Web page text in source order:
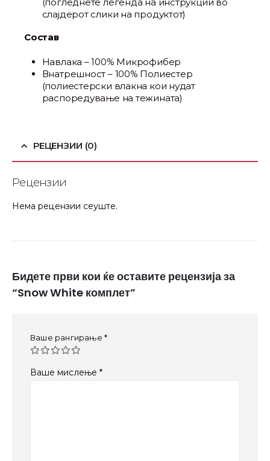
слајдерот слики на продуктот)
Состав
Навлака – 100% Микрофибер
Внатрешност – 100% Полиестер
(полиестерски влакна кои нудат
распоредување на тежината)
РЕЦЕНЗИИ (0)
Рецензии
Нема рецензии сеуште.
Бидете први кои ќе оставите рецензија за
“Snow White комплет”
Ваше рангирање *
Ваше мислење *